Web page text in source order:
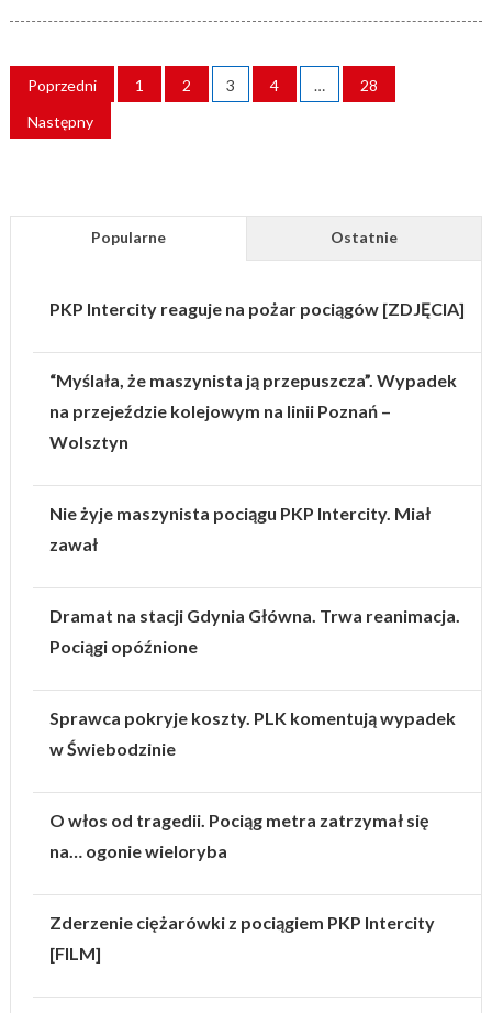
STRONICOWANIE
WPISÓW
Poprzedni 1 2 3 4 …
28
Następny
Popularne Ostatnie
PKP Intercity reaguje na pożar pociągów [ZDJĘCIA]
“Myślała, że maszynista ją przepuszcza”. Wypadek
na przejeździe kolejowym na linii Poznań –
Wolsztyn
Nie żyje maszynista pociągu PKP Intercity. Miał
zawał
Dramat na stacji Gdynia Główna. Trwa reanimacja.
Pociągi opóźnione
Sprawca pokryje koszty. PLK komentują wypadek
w Świebodzinie
O włos od tragedii. Pociąg metra zatrzymał się
na… ogonie wieloryba
Zderzenie ciężarówki z pociągiem PKP Intercity
[FILM]